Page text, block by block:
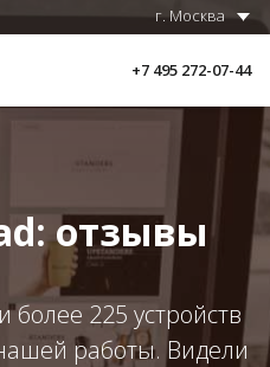
г. Москва
+7 495 272-07-44
отзывы
225 устройств
работы. Видели